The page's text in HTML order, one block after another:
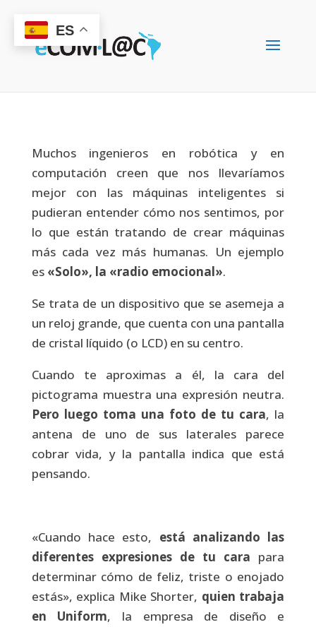
Muchos ingenieros en robótica y en
computación creen que nos llevaríamos
mejor con las máquinas inteligentes si
pudieran entender cómo nos sentimos, por
lo que están tratando de crear máquinas
más cada vez más humanas. Un ejemplo
es «Solo», la «radio emocional».
Se trata de un dispositivo que se asemeja a
un reloj grande, que cuenta con una pantalla
de cristal líquido (o LCD) en su centro.
Cuando te aproximas a él, la cara del
pictograma muestra una expresión neutra.
Pero luego toma una foto de tu cara, la
antena de uno de sus laterales parece
cobrar vida, y la pantalla indica que está
pensando.
«Cuando hace esto, está analizando las
diferentes expresiones de tu cara para
determinar cómo de feliz, triste o enojado
estás», explica Mike Shorter, quien trabaja
en Uniform, la empresa de diseño e
ES